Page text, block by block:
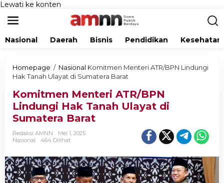
Lewati ke konten
Nasional Daerah Bisnis Pendidikan Kesehatan
Homepage / Nasional Komitmen Menteri ATR/BPN Lindungi
Hak Tanah Ulayat di Sumatera Barat
Komitmen Menteri ATR/BPN
Lindungi Hak Tanah Ulayat di
Sumatera Barat
Redaksi AMNN
Mei 1, 2025
Nasional
464 Dilihat